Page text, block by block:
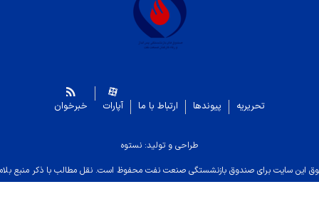
تحریریه پیوندها ارتباط با ما آپارات خبرخوان
طراحی و تولید: نستوه
این سایت برای صندوق بازنشستگی صنعت نفت محفوظ است. نقل مطالب با ذکر منبع